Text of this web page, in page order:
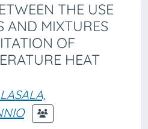
THE USE
AND MIXTURES
OF
HEAT
LASALA,